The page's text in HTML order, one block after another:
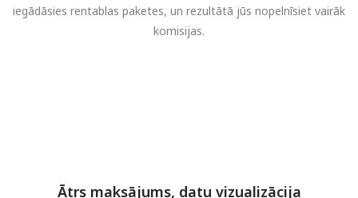
iegādāsies rentablas paketes, un rezultātā jūs nopelnīsiet vairāk
komisijas.
Ātrs maksājums, datu vizualizācija